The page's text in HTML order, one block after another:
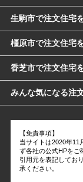
生駒市で注文住宅
橿原市で注文住宅
香芝市で注文住宅
みんな気になる注
【免責事項】
当サイトは2020年11
ず各社の公式HPをご
引用元を表記してお
承ください。